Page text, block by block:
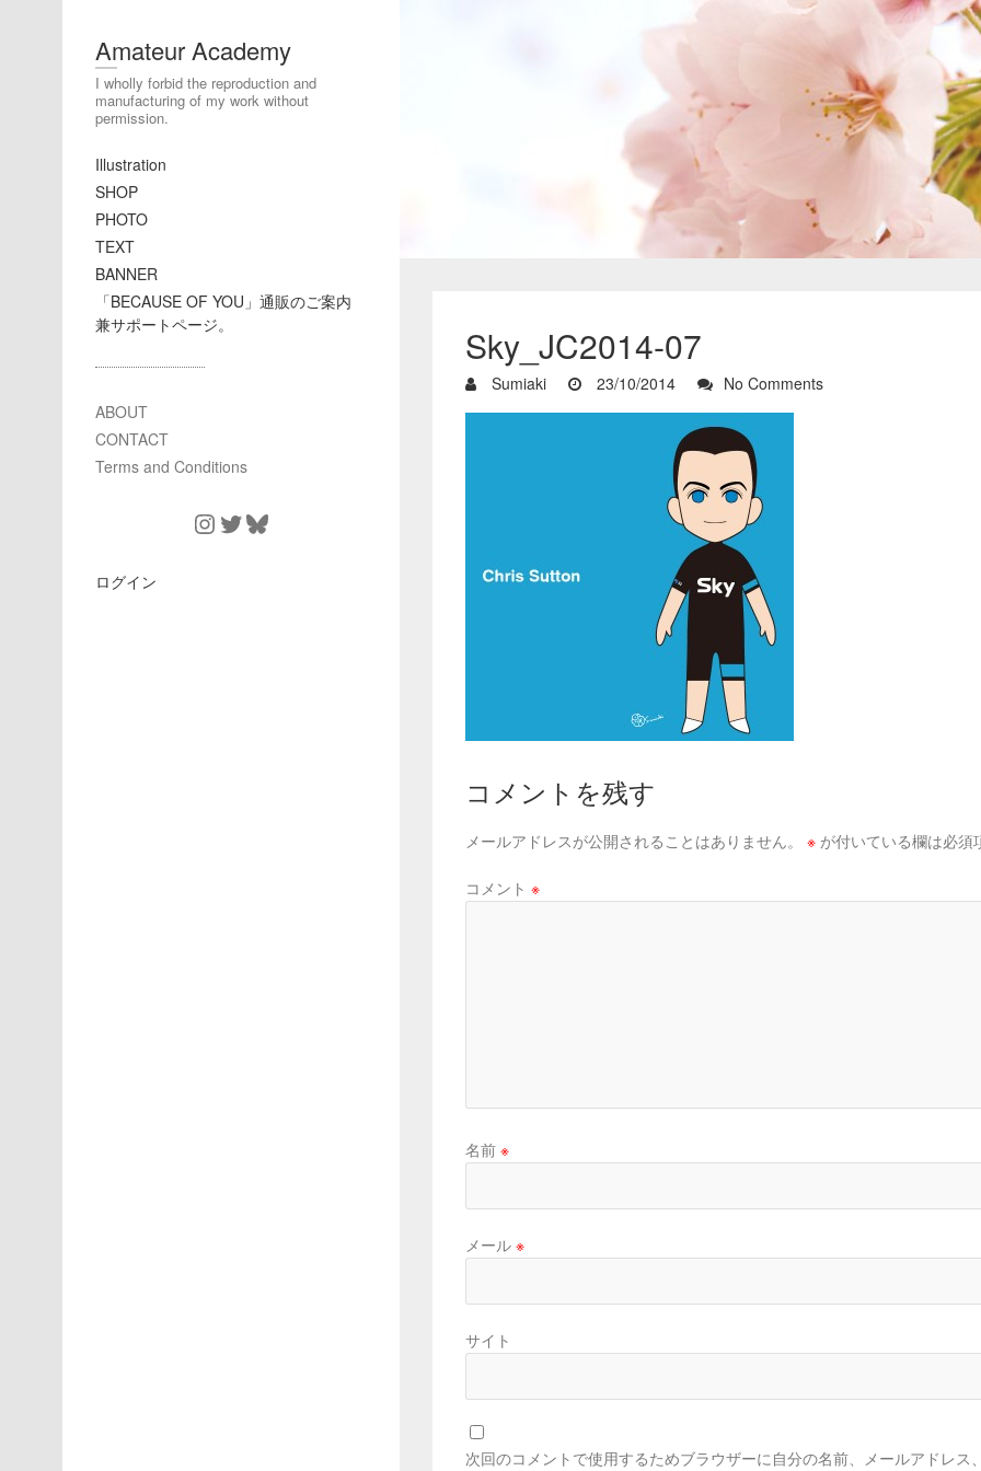
Amateur Academy
I wholly forbid the reproduction and
manufacturing of my work without
permission.
Illustration
SHOP
PHOTO
TEXT
BANNER
「BECAUSE OF YOU」通販のご案内
兼サポートページ。
Sky_JC2014-07
Sumiaki 23/10/2014 No Comments
コメントを残す
メールアドレスが公開されることはありません。 ※が付いている欄は必須
コメント ※
名前 ※
メール ※
サイト
次回のコメントで使用するためブラウザーに自分の名前、メールアドレス
ABOUT
CONTACT
Terms and Conditions
Instagram
TwitterBluesky
ログイン